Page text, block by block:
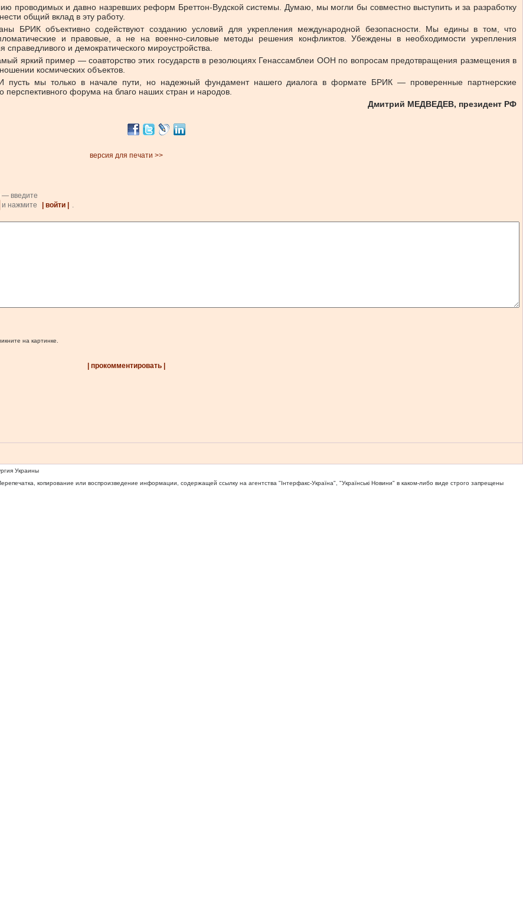
проводимых и давно назревших реформ Бреттон-Вудской системы. Думаю, мы могли бы совместно выступить и за разработку
общий вклад в эту работу.
БРИК объективно содействуют созданию условий для укрепления международной безопасности. Мы едины в том, что
и правовые, а не на военно-силовые методы решения конфликтов. Убеждены в необходимости укрепления
и демократического мироустройства.
яркий пример — соавторство этих государств в резолюциях Генассамблеи ООН по вопросам предотвращения размещения в
космических объектов.
пусть мы только в начале пути, но надежный фундамент нашего диалога в формате БРИК — проверенные партнерские
перспективного форума на благо наших стран и народов.
Дмитрий МЕДВЕДЕВ, президент РФ
версия для печати >>
— введите
и нажмите | войти |
.
на картинке.
| прокомментировать |
Украины
копирование или воспроизведение информации, содержащей ссылку на агентства "Iнтерфакс-Україна", "Українськi Новини" в каком-либо виде строго запрещены